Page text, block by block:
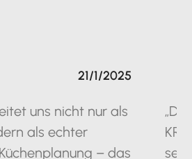
uns nicht nur als
als echter
– das
21/1/2025
seit